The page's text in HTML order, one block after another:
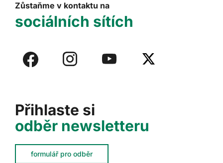
Přihlaste si
odběr newsletteru
formulář pro odběr
Zůstaňme v kontaktu na
sociálních sítích